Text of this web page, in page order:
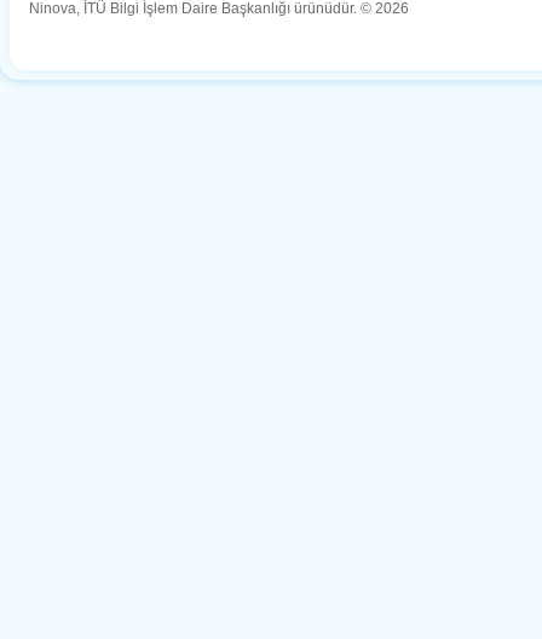
Ninova, İTÜ Bilgi İşlem Daire Başkanlığı ürünüdür. © 2026